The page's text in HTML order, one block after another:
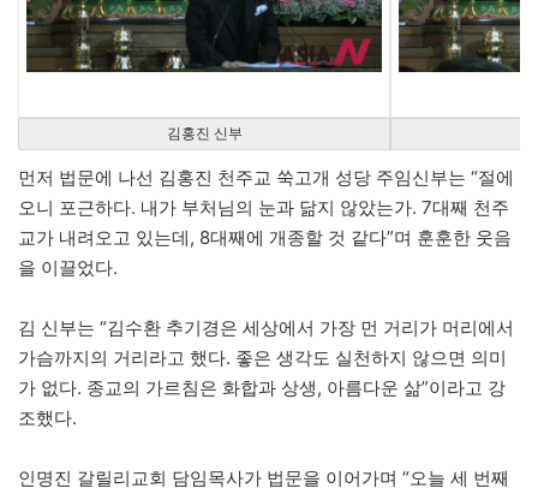
김홍진 신부
먼저 법문에 나선 김홍진 천주교 쑥고개 성당 주임신부는 “절에
오니 포근하다. 내가 부처님의 눈과 닮지 않았는가. 7대째 천주
교가 내려오고 있는데, 8대째에 개종할 것 같다”며 훈훈한 웃음
을 이끌었다.
김 신부는 “김수환 추기경은 세상에서 가장 먼 거리가 머리에서
가슴까지의 거리라고 했다. 좋은 생각도 실천하지 않으면 의미
가 없다. 종교의 가르침은 화합과 상생, 아름다운 삶”이라고 강
조했다.
인명진 갈릴리교회 담임목사가 법문을 이어가며 “오늘 세 번째